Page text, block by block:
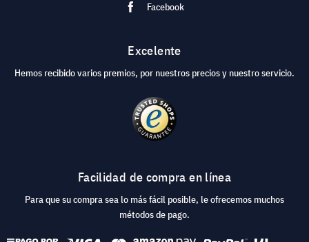
Facebook
Excelente
Hemos recibido varios premios, por nuestros precios y nuestro servicio.
Facilidad de compra en línea
Para que su compra sea lo más fácil posible, le ofrecemos muchos
métodos de pago.